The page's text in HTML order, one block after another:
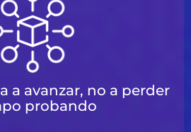
a avanzar, no a perder
probando